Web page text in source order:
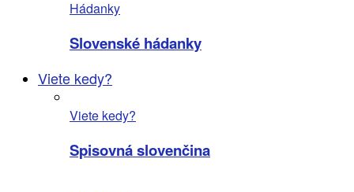
Hádanky
Slovenské hádanky
Viete kedy?
Viete kedy?
Spisovná slovenčina